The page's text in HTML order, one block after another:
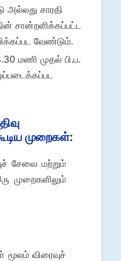
அல்லது சாரதி
சான்றளிக்கப்பட்ட
வேண்டும்.
மணி முதல் பி.ப.
முறைகள்:
சேவை மற்றும்
முறைகளிலும்
விரைவுச்